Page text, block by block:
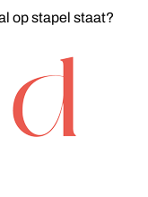
op stapel staat?